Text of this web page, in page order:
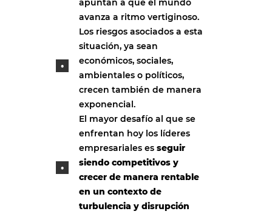
apuntan a que el mundo
avanza a ritmo vertiginoso.
Los riesgos asociados a esta
situación, ya sean
económicos, sociales,
ambientales o políticos,
crecen también de manera
exponencial.
El mayor desafío al que se
enfrentan hoy los líderes
empresariales es seguir
siendo competitivos y
crecer de manera rentable
en un contexto de
turbulencia y disrupción